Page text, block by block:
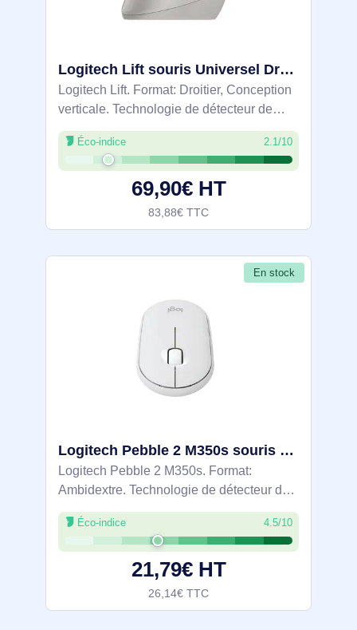
Logitech Lift souris Universel Droitier Bluetooth Optique 4000 DPI - 910-007771
Logitech Lift. Format: Droitier, Conception
verticale. Technologie de détecteur de
mouvement: Optique, Interface de
l'appareil: Bluetooth, Résolution en
mouvement: 4000 DPI, Quantité de
Éco-indice 2.1/10
69,90€ HT
83,88€ TTC
En stock
Logitech Pebble 2 M350s souris Voyage Ambidextre RF sans fil + Bluetooth Optique 4000 DPI - 910-007013
Logitech Pebble 2 M350s. Format:
Ambidextre. Technologie de détecteur de
mouvement: Optique, Interface de
l'appareil: RF sans fil + Bluetooth,
Résolution en mouvement: 4000 DPI,
Type de boutons:
Éco-indice 4.5/10
21,79€ HT
26,14€ TTC